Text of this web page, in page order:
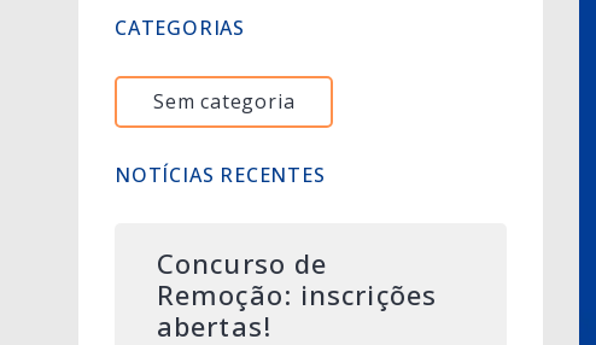
CATEGORIAS
Sem categoria
NOTÍCIAS RECENTES
Concurso de
Remoção: inscrições
abertas!